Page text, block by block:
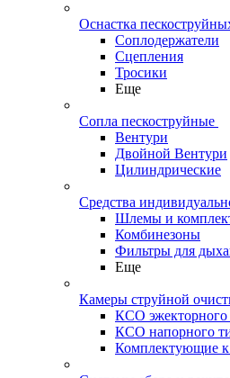
Оснастка
Соплодержатели
Сцепления
Тросики
Еще
Сопла пескоструйные
Вентури
Двойной Вентури
Цилиндрические
Средства
Шлемы и
Комбинезоны
Фильтры для
Еще
Камеры струйной
КСО эжекторного
КСО напорного
Комплектующие